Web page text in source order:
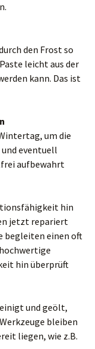
den Frost so
leicht aus der
kann. Das ist
um die
eventuell
aufbewahrt
hin
jetzt repariert
begleiten einen oft
hin überprüft
und geölt,
bleiben
liegen, wie z.B.